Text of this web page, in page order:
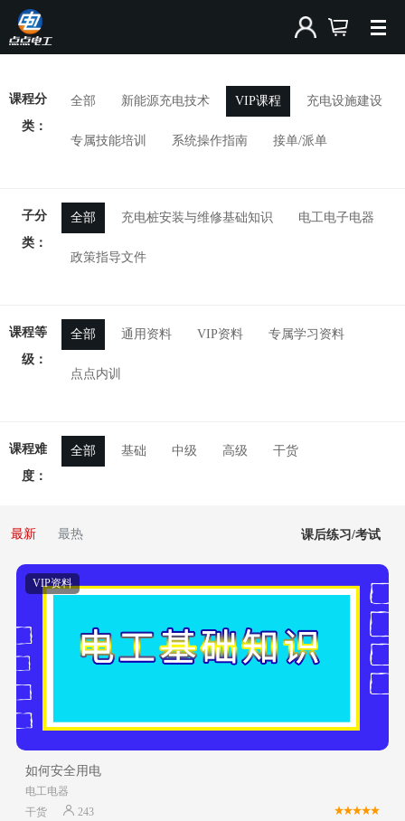
课程分
类：
全部 新能源充电技术 VIP课程 充电设施建设
专属技能培训 系统操作指南 接单/派单
子分
类：
全部 充电桩安装与维修基础知识 电工电子电器
政策指导文件
课程等
级：
全部 通用资料 VIP资料 专属学习资料
点点内训
课程难
度：
全部 基础 中级 高级 干货
最新 最热 课后练习/考试
VIP资料
如何安全用电
电工电器
干货
243